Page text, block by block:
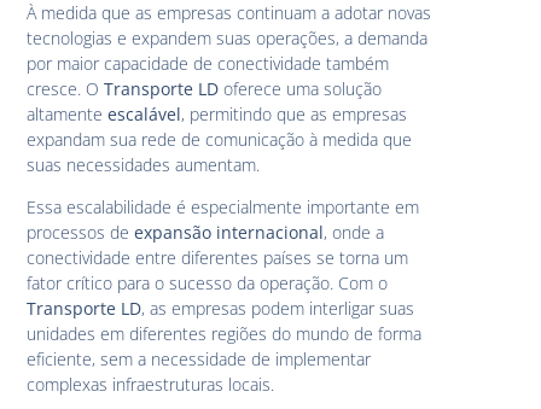
À medida que as empresas continuam a adotar novas
tecnologias e expandem suas operações, a demanda
por maior capacidade de conectividade também
cresce. OTransporte LD oferece uma solução
altamenteescalável, permitindo que as empresas
expandam sua rede de comunicação à medida que
suas necessidades aumentam.
Essa escalabilidade é especialmente importante em
processos deexpansão internacional, onde a
conectividade entre diferentes países se torna um
fator crítico para o sucesso da operação. Com o
Transporte LD, as empresas podem interligar suas
unidades em diferentes regiões do mundo de forma
eficiente, sem a necessidade de implementar
complexas infraestruturas locais.